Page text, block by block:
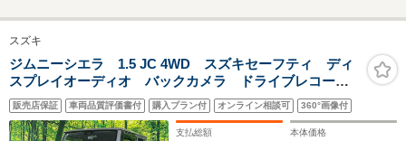
スズキ
ジムニーシエラ 1.5 JC 4WD スズキセーフティ ディ
スプレイオーディオ バックカメラ ドライブレコーダ
ー 禁煙車 ETC クリアランスソナー LEDヘッドラ
イト スマートキー クルーズコントロール 純正15イ
ンチアルミホイール
販売店保証 車両品質評価書付 購入プラン付 オンライン相談可 360°画像付
支払総額 本体価格